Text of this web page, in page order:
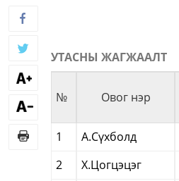
УТАСНЫ ЖАГЖААЛТ
№ Овог нэр
1 А.Сүхболд
2
Х.Цогцэцэг